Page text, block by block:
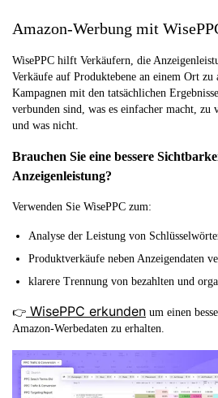
Amazon-Werbung mit
WisePPC hilft Verkäufern, die
Verkäufe auf Produktebene an einem Ort
Kampagnen mit den tatsächlichen
verbunden sind, was es einfacher macht, zu
und was nicht.
Brauchen Sie eine bessere
Anzeigenleistung?
Verwenden Sie WisePPC zum:
Analyse der Leistung von
Produktverkäufe neben Anzeigendaten
klarere Trennung von bezahlten und
👉 WisePPC erkunden um einen
Amazon-Werbedaten zu erhalten.